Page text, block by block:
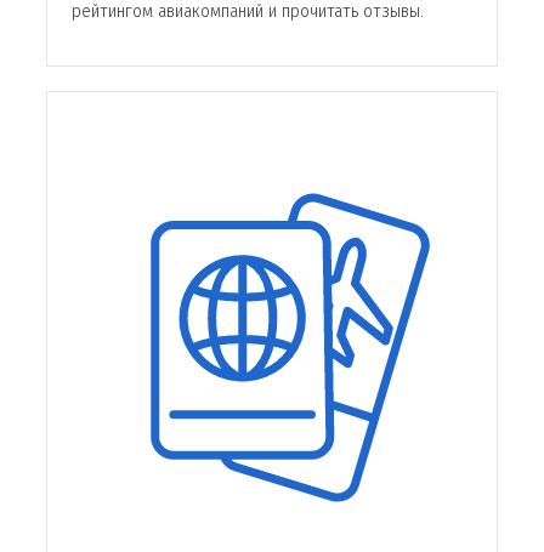
Крупный авиаперевозчик Emirates Airlines
выполняет регулярные и коммерческие
рейтингом авиакомпаний и прочитать отзывы.